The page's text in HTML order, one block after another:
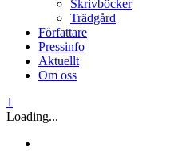
Skrivböcker
Trädgård
Författare
Pressinfo
Aktuellt
Om oss
1
Loading...